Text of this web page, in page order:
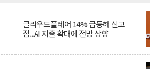
클라우드플레어 14% 급등해 신고
점...AI 지출 확대에 전망 상향